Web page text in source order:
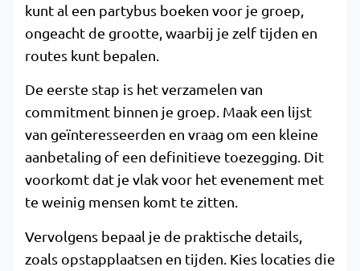
kunt al een partybus boeken voor je groep,
ongeacht de grootte, waarbij je zelf tijden en
routes kunt bepalen.
De eerste stap is het verzamelen van
commitment binnen je groep. Maak een lijst
van geïnteresseerden en vraag om een kleine
aanbetaling of een definitieve toezegging. Dit
voorkomt dat je vlak voor het evenement met
te weinig mensen komt te zitten.
Vervolgens bepaal je de praktische details,
zoals opstapplaatsen en tijden. Kies locaties die